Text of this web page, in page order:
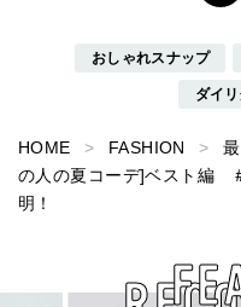
おしゃれスナップ
ダイ
HOME FASHION
の人の夏コーデ]ベスト編
明！